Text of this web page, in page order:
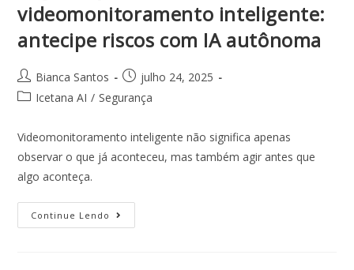
videomonitoramento inteligente:
antecipe riscos com IA autônoma
Bianca Santos
julho 24, 2025
Icetana AI / Segurança
Videomonitoramento inteligente não significa apenas
observar o que já aconteceu, mas também agir antes que
algo aconteça.
Continue Lendo